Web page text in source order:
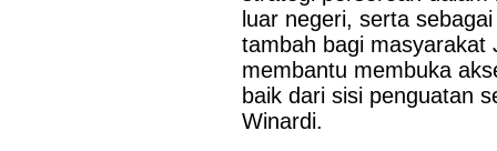
luar negeri, serta
tambah bagi masyarakat
membantu membuka
baik dari sisi penguatan
Winardi.